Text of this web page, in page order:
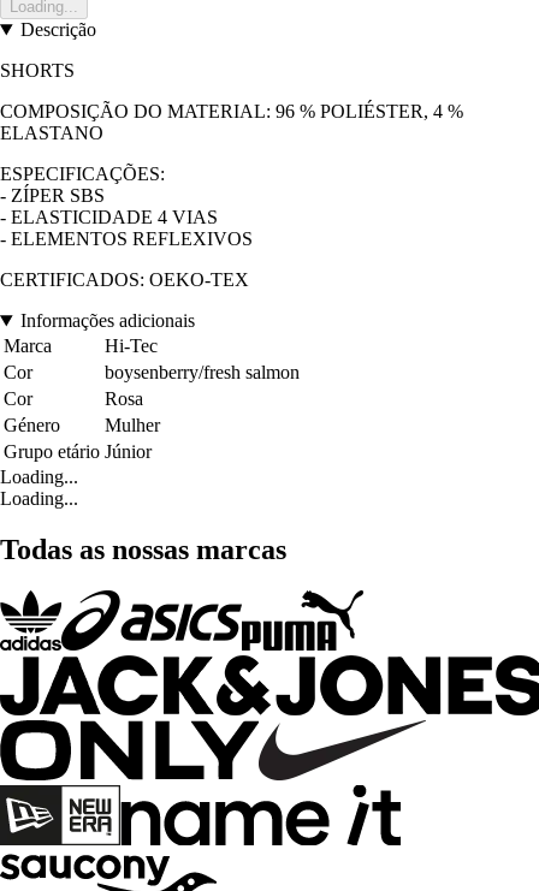
Loading...
Descrição
SHORTS
COMPOSIÇÃO DO MATERIAL: 96 % POLIÉSTER, 4 %
ELASTANO
ESPECIFICAÇÕES:
- ZÍPER SBS
- ELASTICIDADE 4 VIAS
- ELEMENTOS REFLEXIVOS
CERTIFICADOS: OEKO-TEX
Informações adicionais
Marca
Hi-Tec
Cor
boysenberry/fresh salmon
Cor
Rosa
Género
Mulher
Grupo etário Júnior
Loading...
Loading...
Todas as nossas marcas